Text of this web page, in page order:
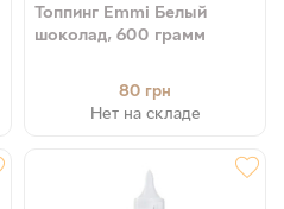
Топпинг Emmi Белый
шоколад, 600 грамм
80 грн
Нет на складе